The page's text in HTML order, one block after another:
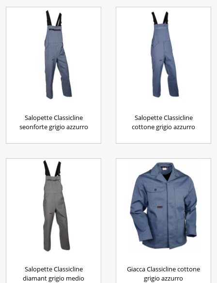
Salopette Classicline
seonforte grigio azzurro
Salopette Classicline
cottone grigio azzurro
Salopette Classicline
diamant grigio medio
Giacca Classicline cottone
grigio azzurro